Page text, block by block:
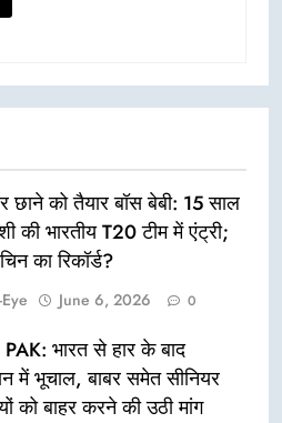
छाने को तैयार बॉस बेबी: 15 साल
की भारतीय T20 टीम में एंट्री;
का रिकॉर्ड?
June 6, 2026 0
भारत से हार के बाद
में भूचाल, बाबर समेत सीनियर
को बाहर करने की उठी मांग